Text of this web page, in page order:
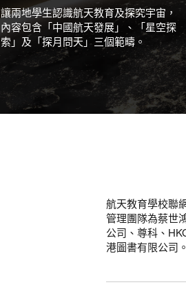
讓兩地學生認識航天教育及探究宇宙，
內容包含「中國航天發展」、「星空探
索」及「探月問天」三個範疇。
航天教育學校聯
管理團隊為蔡世
公司、尊科、
港圖書有限公司。